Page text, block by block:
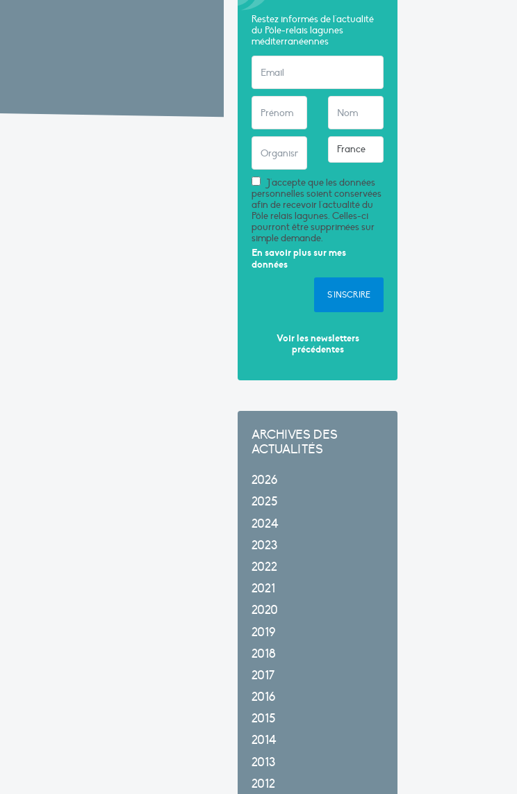
Restez informés de l'actualité
du Pôle-relais lagunes
méditerranéennes
J'accepte que les données
personnelles soient conservées
afin de recevoir l'actualité du
Pôle relais lagunes. Celles-ci
pourront être supprimées sur
simple demande.
En savoir plus sur mes
données
S'INSCRIRE
Voir les newsletters
précédentes
ARCHIVES DES
ACTUALITÉS
2026
2025
2024
2023
2022
2021
2020
2019
2018
2017
2016
2015
2014
2013
2012